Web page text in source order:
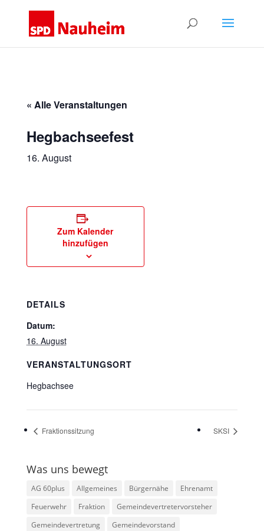
« Alle Veranstaltungen
Hegbachseefest
16. August
Zum Kalender
hinzufügen
DETAILS
Datum:
16. August
VERANSTALTUNGSORT
Hegbachsee
Fraktionssitzung SKSI
Was uns bewegt
AG 60plus Allgemeines Bürgernähe
Ehrenamt
Feuerwehr
Fraktion
Gemeindevertretervorsteher
Gemeindevertretung
Gemeindevorstand